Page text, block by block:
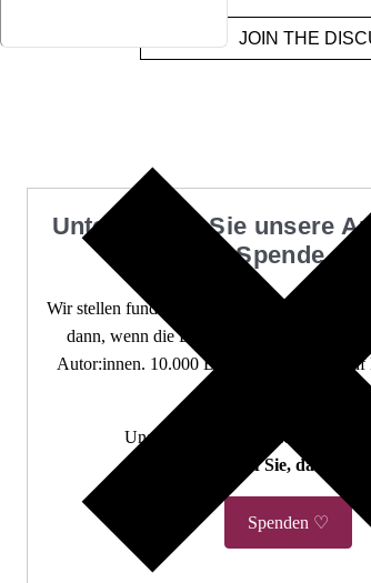
JOIN THE
Unterstützen Sie unsere
Spende
Wir stellen fundierte juristische Analysen frei
dann, wenn die Demokratie sie am
Autor:innen. 10.000 Beiträge. Mehr als
Unabhängig. Open Access.
Wir zählen auf Sie, damit es
Spenden ♡